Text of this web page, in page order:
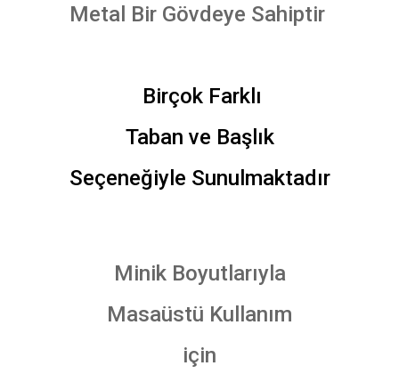
Metal Bir Gövdeye Sahiptir
Birçok Farklı
Taban ve Başlık
Seçeneğiyle Sunulmaktadır
Minik Boyutlarıyla
Masaüstü Kullanım
için